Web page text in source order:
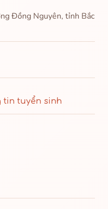
Đồng Nguyên, tỉnh Bắc
tin tuyển sinh